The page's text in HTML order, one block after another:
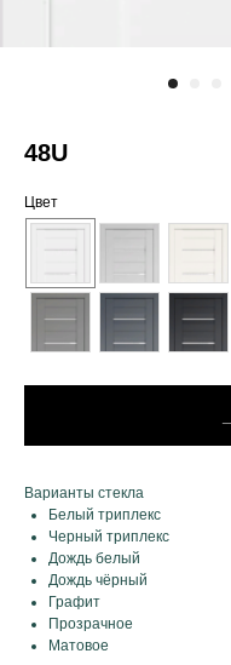
48U
Цвет
Варианты стекла
Белый триплекс
Черный триплекс
Дождь белый
Дождь чёрный
Графит
Прозрачное
Матовое